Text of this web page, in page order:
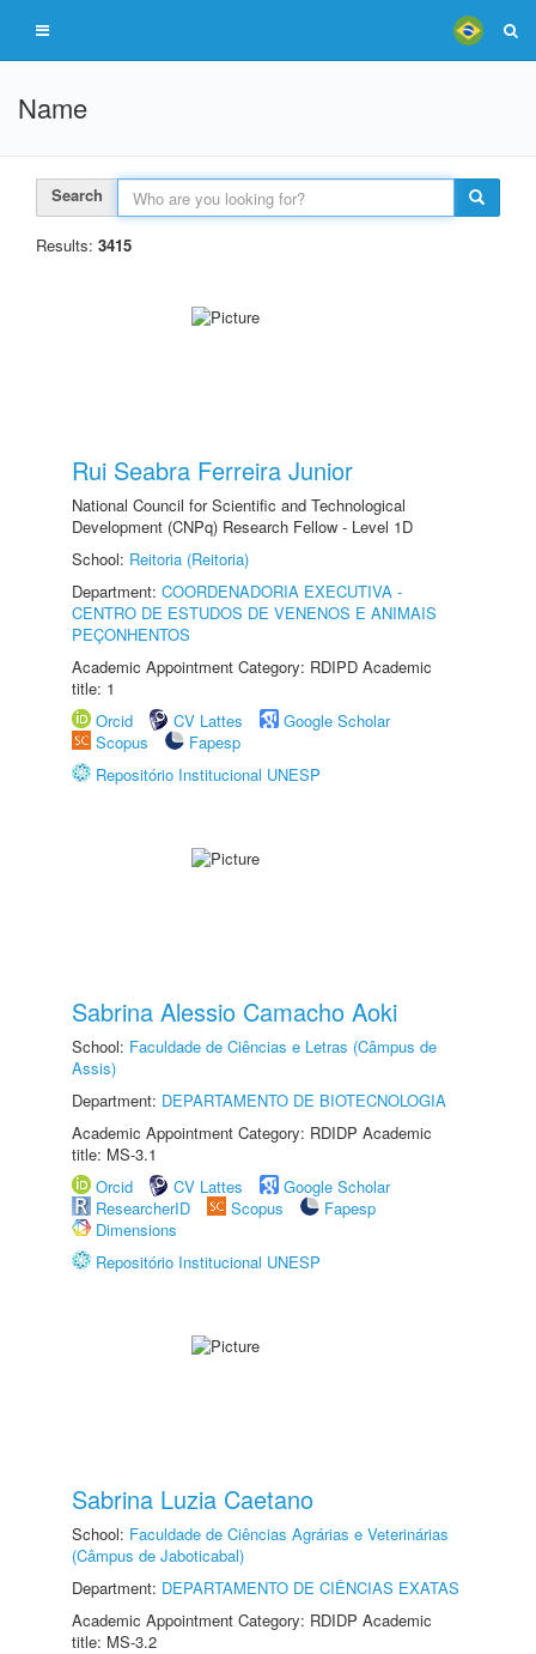
Name
Search
Results: 3415
Rui Seabra Ferreira Junior
National Council for Scientific and Technological
Development (CNPq) Research Fellow - Level 1D
School: Reitoria (Reitoria)
Department: COORDENADORIA EXECUTIVA -
CENTRO DE ESTUDOS DE VENENOS E ANIMAIS
PEÇONHENTOS
Academic Appointment Category: RDIPD Academic
title: 1
Orcid
CV Lattes
Google Scholar
Scopus
Fapesp
Repositório Institucional UNESP
Sabrina Alessio Camacho Aoki
School: Faculdade de Ciências e Letras (Câmpus de
Assis)
Department: DEPARTAMENTO DE BIOTECNOLOGIA
Academic Appointment Category: RDIDP Academic
title: MS-3.1
Orcid
CV Lattes
Google Scholar
ResearcherID
Scopus
Fapesp
Dimensions
Repositório Institucional UNESP
Sabrina Luzia Caetano
School: Faculdade de Ciências Agrárias e Veterinárias
(Câmpus de Jaboticabal)
Department: DEPARTAMENTO DE CIÊNCIAS EXATAS
Academic Appointment Category: RDIDP Academic
title: MS-3.2